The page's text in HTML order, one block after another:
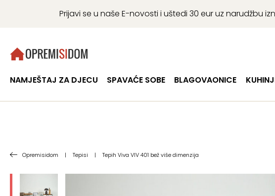
Prijavi se u naše E-novosti i uštedi 30 eur uz narudžbu
NAMJEŠTAJ ZA DJECU SPAVAĆE SOBE BLAGOVAONICE
Opremisidom | Tepisi | Tepih Viva VIV 401 bež više dimenzija